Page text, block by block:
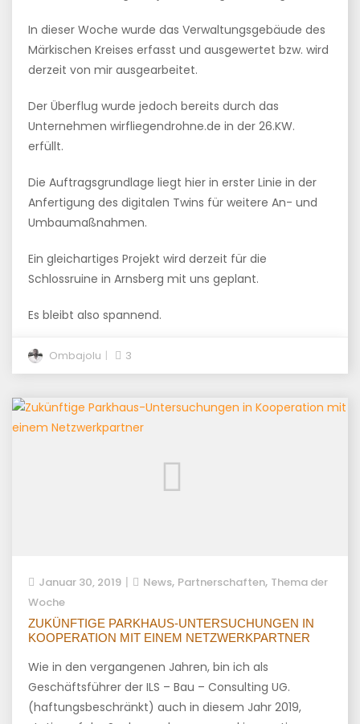
In dieser Woche wurde das Verwaltungsgebäude des
Märkischen Kreises erfasst und ausgewertet bzw. wird
derzeit von mir ausgearbeitet.
Der Überflug wurde jedoch bereits durch das
Unternehmen wirfliegendrohne.de in der 26.KW.
erfüllt.
Die Auftragsgrundlage liegt hier in erster Linie in der
Anfertigung des digitalen Twins für weitere An- und
Umbaumaßnahmen.
Ein gleichartiges Projekt wird derzeit für die
Schlossruine in Arnsberg mit uns geplant.
Es bleibt also spannend.
Ombajolu 3
Januar 30, 2019 News, Partnerschaften, Thema der
Woche
ZUKÜNFTIGE PARKHAUS-UNTERSUCHUNGEN IN
KOOPERATION MIT EINEM NETZWERKPARTNER
Wie in den vergangenen Jahren, bin ich als
Geschäftsführer der ILS – Bau – Consulting UG.
(haftungsbeschränkt) auch in diesem Jahr 2019,